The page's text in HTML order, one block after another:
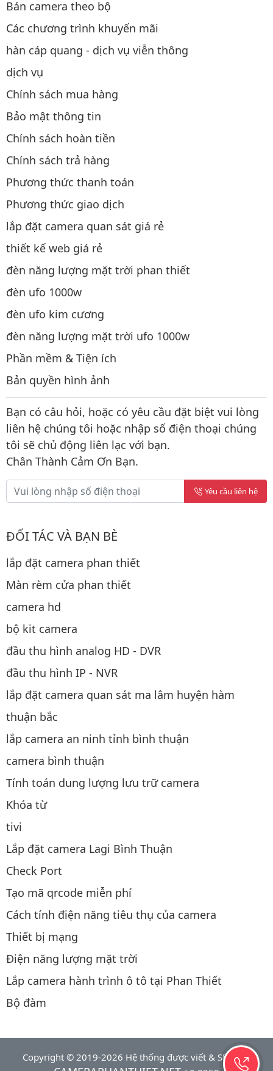
Bán camera theo bộ
Các chương trình khuyến mãi
hàn cáp quang - dịch vụ viễn thông
dịch vụ
Chính sách mua hàng
Bảo mật thông tin
Chính sách hoàn tiền
Chính sách trả hàng
Phương thức thanh toán
Phương thức giao dịch
lắp đặt camera quan sát giá rẻ
thiết kế web giá rẻ
đèn năng lượng mặt trời phan thiết
đèn ufo 1000w
đèn ufo kim cương
đèn năng lượng mặt trời ufo 1000w
Phần mềm & Tiện ích
Bản quyền hình ảnh
Bạn có câu hỏi, hoặc có yêu cầu đặt biệt vui lòng
liên hệ chúng tôi hoặc nhập số điện thoại chúng
tôi sẽ chủ động liên lạc với bạn.
Chân Thành Cảm Ơn Bạn.
Yêu cầu liên hệ
ĐỐI TÁC VÀ BẠN BÈ
lắp đặt camera phan thiết
Màn rèm cửa phan thiết
camera hd
bộ kit camera
đầu thu hình analog HD - DVR
đầu thu hình IP - NVR
lắp đặt camera quan sát ma lâm huyện hàm
thuận bắc
lắp camera an ninh tỉnh bình thuận
camera bình thuận
Tính toán dung lượng lưu trữ camera
Khóa từ
tivi
Lắp đặt camera Lagi Bình Thuận
Check Port
Tạo mã qrcode miễn phí
Cách tính điện năng tiêu thụ của camera
Thiết bị mạng
Điện năng lượng mặt trời
Lắp camera hành trình ô tô tại Phan Thiết
Bộ đàm
Copyright © 2019-2026 Hệ thống được viết & SEO bởi